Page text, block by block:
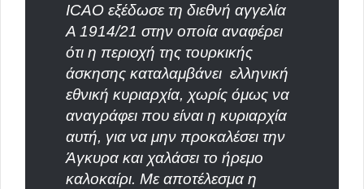
ICAO εξέδωσε τη διεθνή αγγελία
Α 1914/21 στην οποία αναφέρει
ότι η περιοχή της τουρκικής
άσκησης καταλαμβάνει ελληνική
εθνική κυριαρχία, χωρίς όμως να
αναγράφει που είναι η κυριαρχία
αυτή, για να μην προκαλέσει την
Άγκυρα και χαλάσει το ήρεμο
καλοκαίρι. Με αποτέλεσμα η